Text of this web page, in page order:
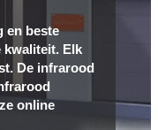
en beste
kwaliteit. Elk
De infrarood
online